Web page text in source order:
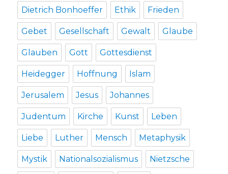
Dietrich Bonhoeffer Ethik Frieden
Gebet Gesellschaft Gewalt Glaube
Glauben Gott Gottesdienst
Heidegger Hoffnung Islam
Jerusalem Jesus Johannes
Judentum Kirche Kunst Leben
Liebe Luther Mensch Metaphysik
Mystik Nationalsozialismus Nietzsche